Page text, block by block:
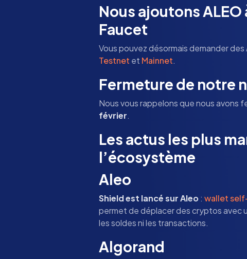
Nous ajoutons
Faucet
Vous pouvez désormais demander
Testnet et Mainnet.
Fermeture de notre
Nous vous rappelons que nous avons
février.
Les actus les plus
l’écosystème
Aleo
Shield est lancé sur Aleo: wallet
permet de déplacer des cryptos avec
les soldes ni les transactions.
Algorand